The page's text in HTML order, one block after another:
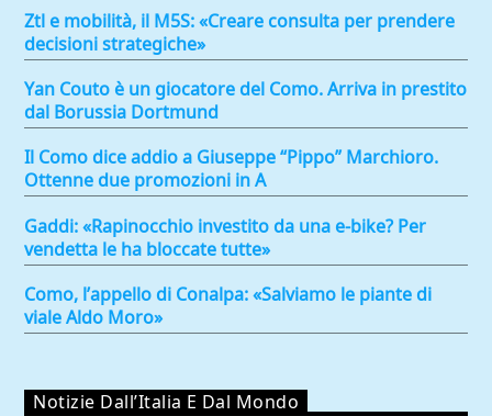
Ztl e mobilità, il M5S: «Creare consulta per prendere
decisioni strategiche»
Yan Couto è un giocatore del Como. Arriva in prestito
dal Borussia Dortmund
Il Como dice addio a Giuseppe “Pippo” Marchioro.
Ottenne due promozioni in A
Gaddi: «Rapinocchio investito da una e-bike? Per
vendetta le ha bloccate tutte»
Como, l’appello di Conalpa: «Salviamo le piante di
viale Aldo Moro»
Notizie Dall’Italia E Dal Mondo